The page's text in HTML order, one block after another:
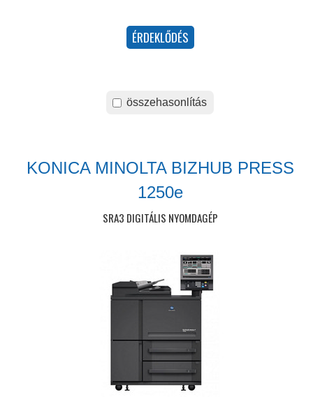
összehasonlítás
KONICA MINOLTA BIZHUB PRESS
1250e
SRA3 DIGITÁLIS NYOMDAGÉP